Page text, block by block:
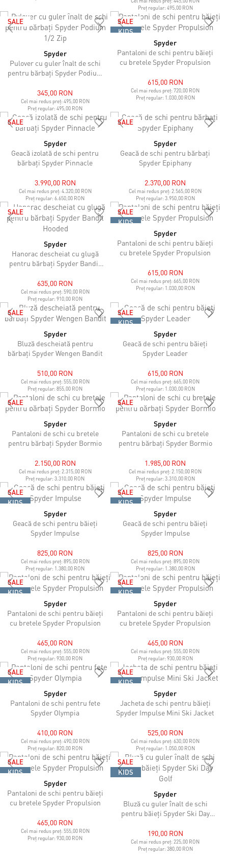
Preț regular: 495,00 RON
SALE
Spyder
Pulover cu guler înalt de schi
pentru bărbați Spyder Podium
345,00 RON
Cel mai redus preț: 495,00 RON
Preț regular:495,00 RON
SALE
KIDS
Spyder
Pantaloni de schi pentru băieți
cu bretele Spyder Propulsion
615,00 RON
Cel mai redus preț:720,00 RON
Preț regular: 1.030,00 RON
SALE
Spyder
Geacă izolată de schi pentru
bărbați Spyder Pinnacle
3.990,00 RON
Cel mai redus preț: 4.320,00 RON
Preț regular:6.650,00 RON
SALE
Spyder
Geacă de schi pentru bărbați
Spyder Epiphany
2.370,00 RON
Cel mai redus preț:2.565,00 RON
Preț regular: 3.950,00 RON
SALE
Spyder
Hanorac descheiat cu glugă
pentru bărbați Spyder Bandit
635,00 RON
Cel mai redus preț: 590,00 RON
Preț regular:910,00 RON
SALE
KIDS
Spyder
Pantaloni de schi pentru băieți
cu bretele Spyder Propulsion
615,00 RON
Cel mai redus preț:665,00 RON
Preț regular: 1.030,00 RON
SALE
Spyder
Bluză descheiată pentru
bărbați Spyder Wengen Bandit
510,00 RON
Cel mai redus preț: 555,00 RON
Preț regular:855,00 RON
SALE
KIDS
Spyder
Geacă de schi pentru băieți
Spyder Leader
615,00 RON
Cel mai redus preț:665,00 RON
Preț regular: 1.030,00 RON
SALE
Spyder
Pantaloni de schi cu bretele
pentru bărbați Spyder Bormio
2.150,00 RON
Cel mai redus preț: 2.315,00 RON
Preț regular:3.310,00 RON
SALE
Spyder
Pantaloni de schi cu bretele
pentru bărbați Spyder Bormio
1.985,00 RON
Cel mai redus preț:2.150,00 RON
Preț regular: 3.310,00 RON
SALE
KIDS
Spyder
Geacă de schi pentru băieți
Spyder Impulse
825,00 RON
Cel mai redus preț: 895,00 RON
Preț regular: 1.380,00 RON
SALE
KIDS
Spyder
Geacă de schi pentru băieți
Spyder Impulse
825,00 RON
Cel mai redus preț:895,00 RON
Preț regular: 1.380,00 RON
SALE
KIDS
Spyder
Pantaloni de schi pentru băieți
cu bretele Spyder Propulsion
465,00 RON
Cel mai redus preț: 555,00 RON
Preț regular:930,00 RON
SALE
KIDS
Spyder
Pantaloni de schi pentru băieți
cu bretele Spyder Propulsion
465,00 RON
Cel mai redus preț: 555,00 RON
Preț regular: 930,00 RON
SALE
KIDS
Spyder
Pantaloni de schi pentru fete
Spyder Olympia
410,00 RON
Cel mai redus preț: 490,00 RON
Preț regular:820,00 RON
SALE
KIDS
Spyder
Jacheta de schi pentru băieți
Spyder Impulse Mini Ski Jacket
525,00 RON
Cel mai redus preț:630,00 RON
Preț regular: 1.050,00 RON
SALE
KIDS
Spyder
Pantaloni de schi pentru băieți
cu bretele Spyder Propulsion
465,00 RON
Cel mai redus preț: 555,00 RON
Preț regular:930,00 RON
SALE
KIDS
Spyder
Bluză cu guler înalt de schi
pentru băieți Spyder Ski Day
190,00 RON
Cel mai redus preț:225,00 RON
Preț regular: 380,00 RON